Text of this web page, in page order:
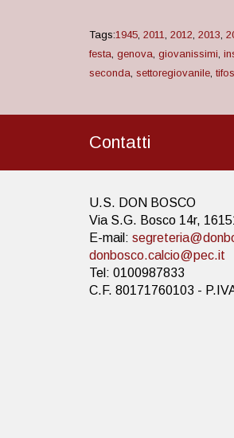
Tags:1945, 2011, 2012, 2013,
festa, genova, giovanissimi,
seconda, settoregiovanile,
Contatti
U.S. DON BOSCO
Via S.G. Bosco 14r,
E-mail:
donbosco.calcio@pec.it
Tel: 0100987833
C.F. 80171760103 -